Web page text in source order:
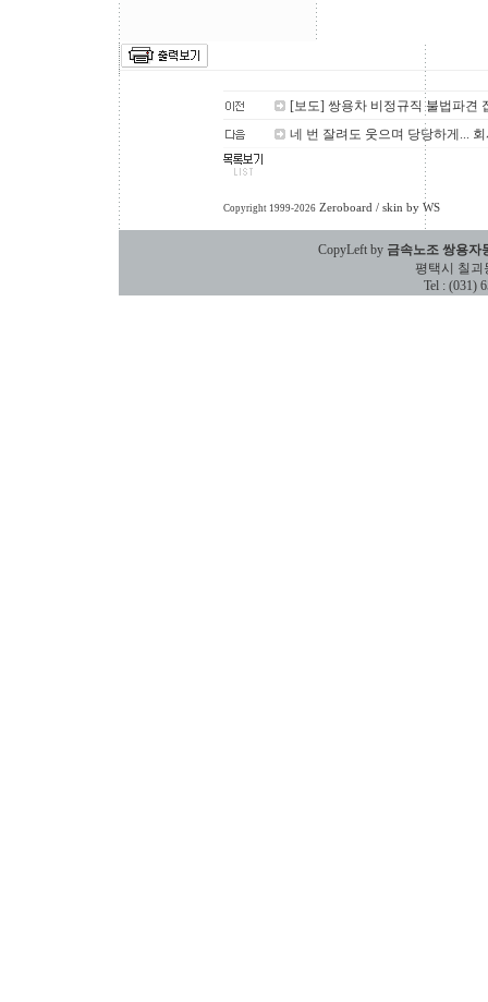
[보도] 쌍용차 비정규직 불법파견
네 번 잘려도 웃으며 당당하게...
Copyright 1999-2026 Zeroboard / skin by WS
CopyLeft by 금속노조 쌍용자
평택시 칠괴동
Tel : (031)